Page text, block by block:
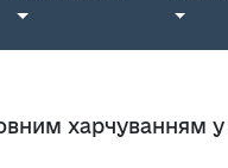
харчуванням у